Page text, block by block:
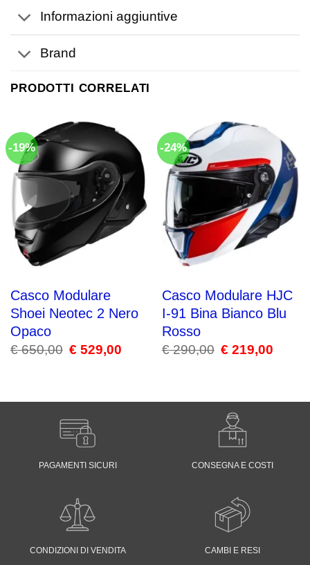
Informazioni aggiuntive
Brand
PRODOTTI CORRELATI
-19%
Casco Modulare
Shoei Neotec 2 Nero
Opaco
€650,00 Il
prezzo
€ 529,00
-24%
Casco Modulare HJC
I-91 Bina Bianco Blu
Rosso
€290,00 Il
prezzo
€ 219,00
PAGAMENTI SICURI CONSEGNA E COSTI
CONDIZIONI DI VENDITA CAMBI E RESI